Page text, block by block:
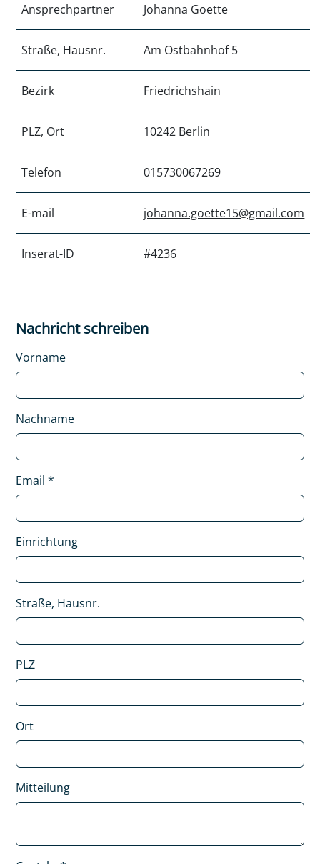
Ansprechpartner Johanna Goette
Straße, Hausnr. Am Ostbahnhof 5
Bezirk Friedrichshain
PLZ, Ort 10242 Berlin
Telefon 015730067269
E-mail johanna.goette15@gmail.com
Inserat-ID #4236
Nachricht schreiben
Vorname
Nachname
Email*
Einrichtung
Straße, Hausnr.
PLZ
Ort
Mitteilung